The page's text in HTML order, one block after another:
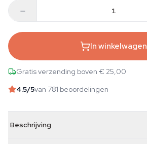
In winkelwagen
Gratis verzending boven € 25,00
4.5/5van 781 beoordelingen
Beschrijving